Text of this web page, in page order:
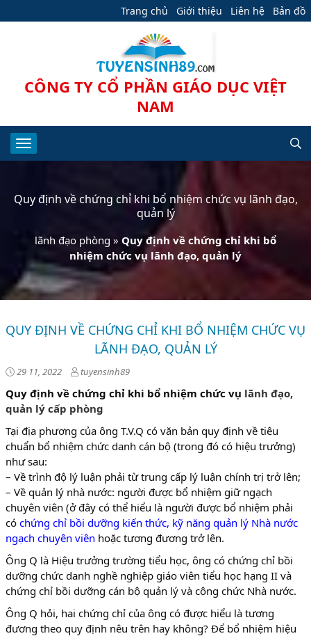
Trang chủ Giới thiệu Liên hệ Bản đồ
CÔNG TY CỔ PHẦN GIÁO DỤC VIỆT
NAM
Quy định về chứng chỉ khi bổ nhiệm chức vụ lãnh đạo,
quản lý
lãnh đạo phòng » Quy định về chứng chỉ khi bổ
nhiệm chức vụ lãnh đạo, quản lý
QUY ĐỊNH VỀ CHỨNG CHỈ KHI BỔ NHIỆM CHỨC VỤ
LÃNH ĐẠO, QUẢN LÝ
29 11, 2022 tuyensinh89
Quy định về chứng chỉ khi bổ nhiệm chức vụ lãnh đạo,
quản lý cấp phòng
Tại địa phương của ông T.V.Q có văn bản quy định về tiêu
chuẩn bổ nhiệm chức danh cán bộ (trong đó có hiệu trưởng)
như sau:
– Về trình độ lý luận phải từ trung cấp lý luận chính trị trở lên;
– Về quản lý nhà nước: người được bổ nhiệm giữ ngạch
chuyên viên (ở đây có thể hiểu là người được bổ nhiệm phải
có chứng chỉ bồi dưỡng kiến thức, kỹ năng quản lý Nhà nước
ngạch chuyên viên hoặc tương đương trở lên.
Ông Q là Hiệu trưởng trường tiểu học, ông có chứng chỉ bồi
dưỡng chức danh nghề nghiệp giáo viên tiểu học hạng II và
chứng chỉ bồi dưỡng cán bộ quản lý và công chức Nhà nước.
Ông Q hỏi, hai chứng chỉ của ông có được hiểu là tương
đương theo quy định nêu trên hay không? Để bổ nhiệm hiệu